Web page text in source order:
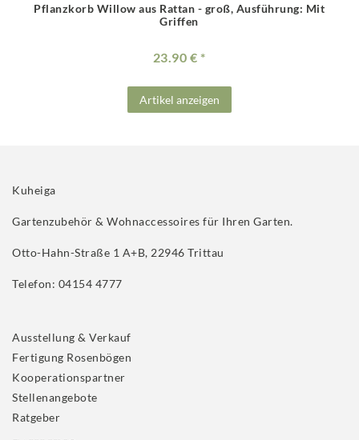
Pflanzkorb Willow aus Rattan - groß, Ausführung: Mit
Griffen
23.90 €
Artikel anzeigen
Kuheiga
Gartenzubehör & Wohnaccessoires für Ihren Garten.
Otto-Hahn-Straße 1 A+B, 22946 Trittau
Telefon: 04154 4777
Ausstellung & Verkauf
Fertigung Rosenbögen
Kooperationspartner
Stellenangebote
Ratgeber